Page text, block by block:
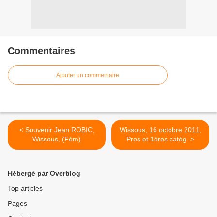
Commentaires
Ajouter un commentaire
< Souvenir Jean ROBIC,
Wissous, (Fém)
Wissous, 16 octobre 2011,
Pros et 1ères catég. >
Hébergé par Overblog
Top articles
Pages